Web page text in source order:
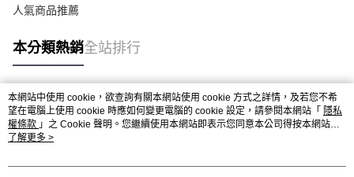
人氣商品推薦
本分類熱銷全站排行
熱門標籤
本網站中使用 cookie，欲查詢有關本網站使用 cookie 方式之詳情，及若您不希
望在電腦上使用 cookie 時應如何變更電腦的 cookie 設定，請參閱本網站「 隱私
權條款 」之 Cookie 聲明。您繼續使用本網站即表示您同意本公司得按本網站使
用條款之 Cookie 聲明使用 cookie。
了解更多 >